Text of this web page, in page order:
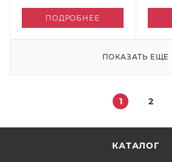
ПОДРОБНЕЕ
ПОКАЗАТЬ ЕЩЕ
1 2
КАТАЛОГ